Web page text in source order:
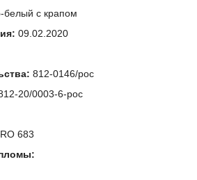
белый с крапом
09.02.2020
812-0146/рос
20/0003-6-рос
683